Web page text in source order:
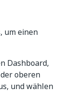
um einen
Dashboard,
oberen
und wählen